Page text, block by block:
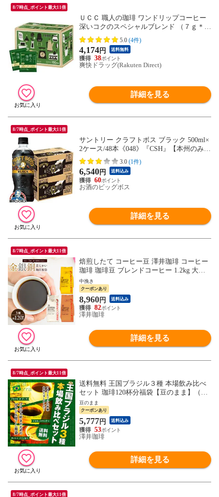
8/7時点_ポイント最大11倍
ＵＣＣ 職人の珈琲 ワンドリップコーヒー
深いコクのスペシャルブレンド （７ｇ＊１
００袋）
5.0 (4件)
4,174円 送料無料
38
爽快ドラッグ(Rakuten Direct)
詳細を見る
8/7時点_ポイント最大11倍
サントリー クラフトボス ブラック 500ml×
2ケース/48本《048》『CSH』【本州のみ
送料無料】BOSS コーヒー 珈琲
3.0 (1件)
6,540円 送料込み
60
お酒のビッグボス
詳細を見る
8/7時点_ポイント最大11倍
焙煎したて コーヒー豆 澤井珈琲 コーヒー
珈琲 珈琲豆 ブレンドコーヒー 1.2kg 大容
量 粉 豆 送料無料 金と銀と銅のブレンド
柔らか味 120杯 分 福袋 【中挽き】オーロ
ブレンド プラタブレンド ブロンセブレン
ド プレミアム 贅沢 高級 逸品 オーロ プラ
タ ブロンセ 金銀銅
中挽き
クーポンあり
8,960円 送料込み
82
澤井珈琲
詳細を見る
8/7時点_ポイント最大11倍
送料無料 王国ブラジル３種 本場飲み比べ
セット 珈琲120杯分福袋【豆のまま】（コ
ーヒー豆/珈琲豆/送料込）
豆のまま
クーポンあり
5,777 円 送料込み
53
澤井珈琲
詳細を見る
8/7時点_ポイント最大11倍